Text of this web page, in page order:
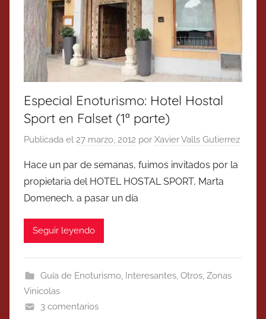
Especial Enoturismo: Hotel Hostal
Sport en Falset (1ª parte)
Publicada el 27 marzo, 2012 por Xavier Valls Gutierrez
Hace un par de semanas, fuimos invitados por la
propietaria del HOTEL HOSTAL SPORT, Marta
Domenech, a pasar un día
Seguir leyendo
Guía de Enoturismo, Interesantes, Otros, Zonas
Vinicolas
3 comentarios